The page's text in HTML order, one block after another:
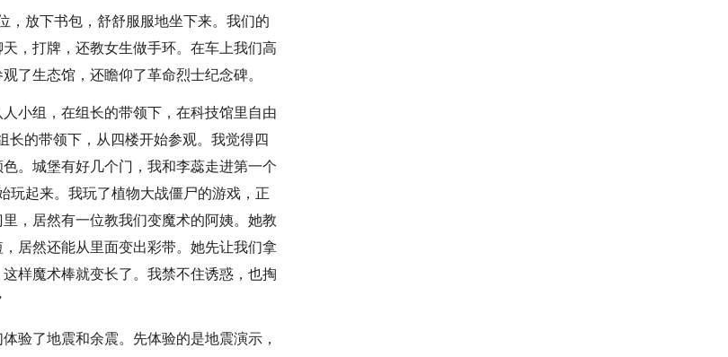
，放下书包，舒舒服服地坐下来。我们的
，打牌，还教女生做手环。在车上我们高
了生态馆，还瞻仰了革命烈士纪念碑。
小组，在组长的带领下，在科技馆里自由
长的带领下，从四楼开始参观。我觉得四
。城堡有好几个门，我和李蕊走进第一个
玩起来。我玩了植物大战僵尸的游戏，正
，居然有一位教我们变魔术的阿姨。她教
居然还能从里面变出彩带。她先让我们拿
样魔术棒就变长了。我禁不住诱惑，也掏
验了地震和余震。先体验的是地震演示，